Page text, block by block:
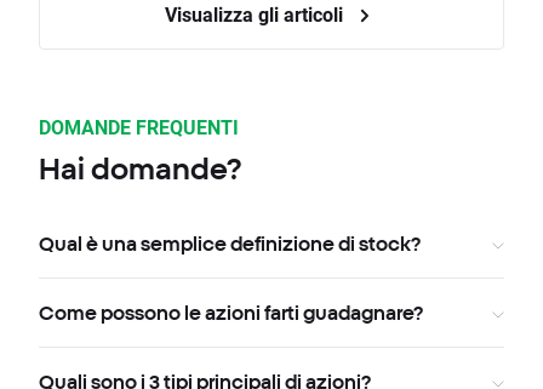
Visualizza gli articoli
DOMANDE FREQUENTI
Hai domande?
Qual è una semplice definizione di stock?
Come possono le azioni farti guadagnare?
Quali sono i 3 tipi principali di azioni?